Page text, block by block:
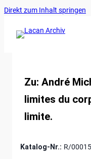
Direkt zum Inhalt springen
Zu: André
limites du
limite.
Katalog-Nr.: R/